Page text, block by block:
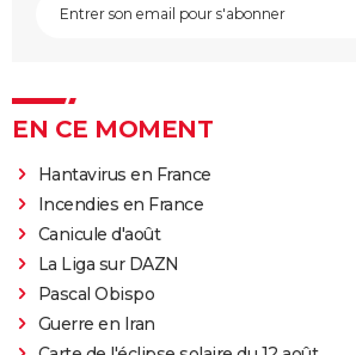
EN CE MOMENT
Hantavirus en France
Incendies en France
Canicule d'août
La Liga sur DAZN
Pascal Obispo
Guerre en Iran